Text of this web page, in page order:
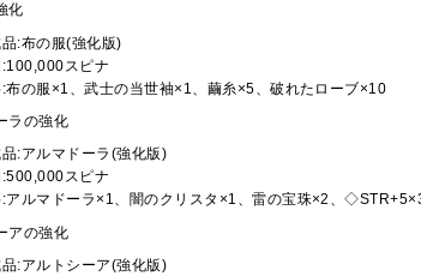
化
:布の服(強化版)
スピナ
布の服×1、武士の当世袖×1、繭糸×5、破れたローブ×10
ラの強化
:アルマドーラ(強化版)
スピナ
:アルマドーラ×1、闇のクリスタ×1、雷の宝珠×2、
アの強化
:アルトシーア(強化版)